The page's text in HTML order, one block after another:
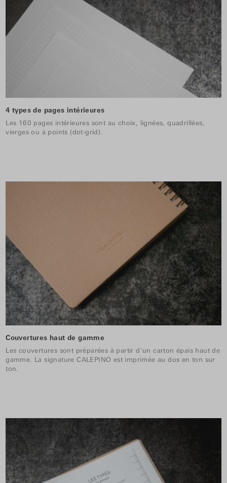
4 types de pages intérieures
Les 160 pages intérieures sont au choix, lignées, quadrillées,
vierges ou à points (dot-grid).
Couvertures haut de gamme
Les couvertures sont préparées à partir d'un carton épais haut de
gamme. La signature CALEPINO est imprimée au dos en ton sur
ton.